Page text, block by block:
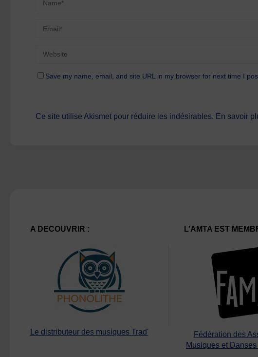
Save my name, email, and site URL in my browser for next time I
Ce site utilise Akismet pour réduire les indésirables. En savoir
A DECOUVRIR :
Le distributeur des musiques Trad'
L’AMTA EST
Fédération des
Musiques et